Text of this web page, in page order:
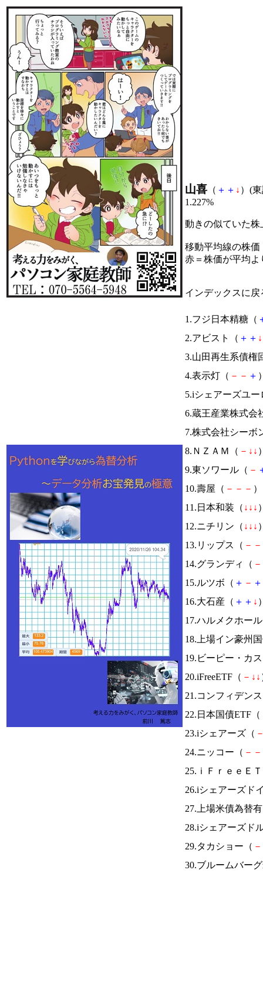
山喜 （ ＋ ＋ ↓ ）(
1.227%
動きの似ていた
移動平均線の株価
赤＝株価が平均
インデックスに戻
1.フジ日本精糖（
2.アビスト（ ＋ ＋ ↓
3.山田再生系債権
4.表示灯（ － － ＋
5.iシェアーズユ
6.蔵王産業株式会
7.株式会社シーボ
8.ＮＺＡＭ（ － ↓ ↓
9.東ソワール（ －
10.壽屋（ － － －
11.日本和装（ ↓ ↓ ↓
12.ニチリン（ ↓ ↓ ↓
13.リップス（ － －
14.グランディ（ －
15.ルツボ（ ＋ － ＋
16.大石産（ ＋ ＋ ↓
17.ハルメクホー
18.上場イン豪州
19.ビーピー・カ
20.iFreeETF（ － ↓ ↓
21.コンフィデン
22.日本国債ETF（
23.iシェアーズ（
24.ニッコー（ － －
25.ｉＦｒｅｅＥ
26.iシェアーズド
27.上場米債為替
28.iシェアーズド
29.タカショー（ －
30.ブルームバー